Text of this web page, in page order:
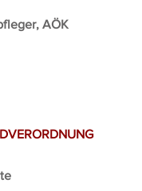
AÖK